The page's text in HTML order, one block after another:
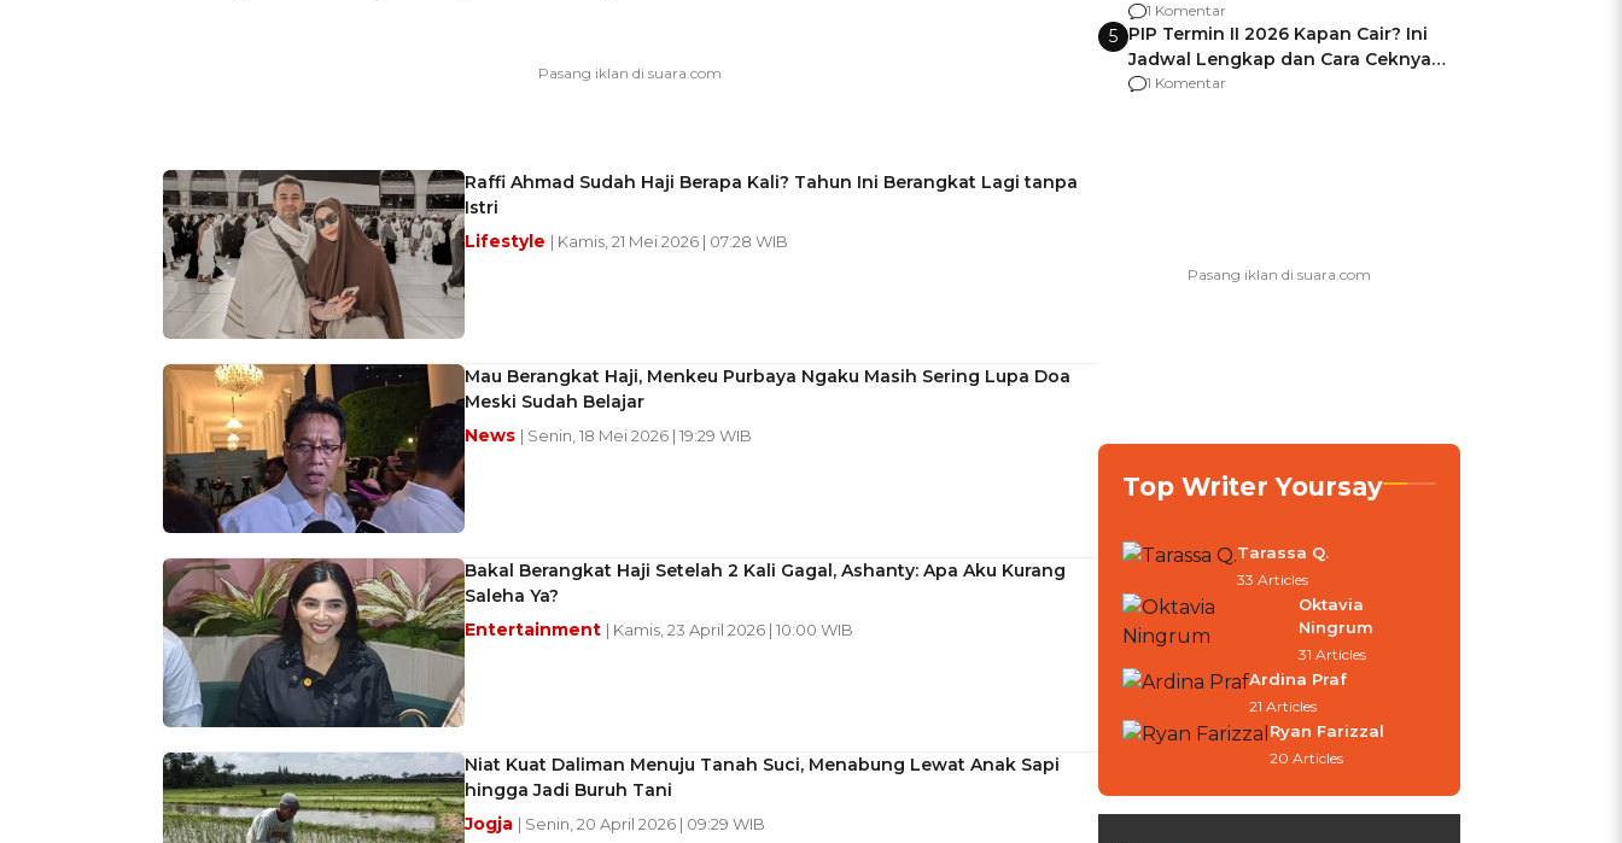
Raffi Ahmad Sudah Haji Berapa Kali? Tahun Ini Berangkat Lagi tanpa
Istri
Lifestyle | Kamis, 21 Mei 2026 | 07:28 WIB
Mau Berangkat Haji, Menkeu Purbaya Ngaku Masih Sering Lupa Doa
Meski Sudah Belajar
News | Senin, 18 Mei 2026 | 19:29 WIB
Bakal Berangkat Haji Setelah 2 Kali Gagal, Ashanty: Apa Aku Kurang
Saleha Ya?
Entertainment | Kamis, 23 April 2026 | 10:00 WIB
Niat Kuat Daliman Menuju Tanah Suci, Menabung Lewat Anak Sapi
hingga Jadi Buruh Tani
Jogja | Senin, 20 April 2026 | 09:29 WIB
Berencana Pakai Jimat di Pakansari
1 Komentar
5 PIP Termin II 2026 Kapan Cair? Ini
Jadwal Lengkap dan Cara Ceknya
agar Dana Tidak Hangus!
1 Komentar
Top Writer Yoursay
Tarassa Q.
33 Articles
Oktavia
Ningrum
31 Articles
Ardina Praf
21 Articles
Ryan Farizzal
20 Articles